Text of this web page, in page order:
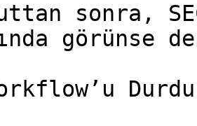
sonra,
görünse